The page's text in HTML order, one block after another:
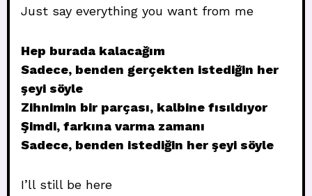
Just say everything you want from me
Hep burada kalacağım
Sadece, benden gerçekten istediğin her
şeyi söyle
Zihnimin bir parçası, kalbine fısıldıyor
Şimdi, farkına varma zamanı
Sadece, benden istediğin her şeyi söyle
I’ll still be here